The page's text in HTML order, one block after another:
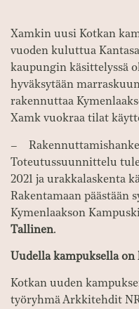
Xamkin uusi Kotkan
vuoden kuluttua
kaupungin käsittelyssä
hyväksytään
rakennuttaa
Xamk vuokraa tilat
–
Toteutussuunnittelu
2021 ja urakkalaskenta
Rakentamaan päästään
Kymenlaakson
Tallinen.
Uudella kampuksella
Kotkan uuden
työryhmä Arkkitehdit